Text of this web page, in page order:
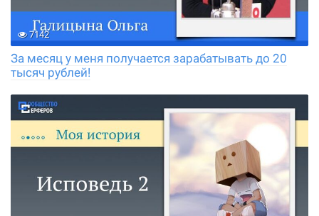
7142
За месяц у меня получается зарабатывать до 20
тысяч рублей!